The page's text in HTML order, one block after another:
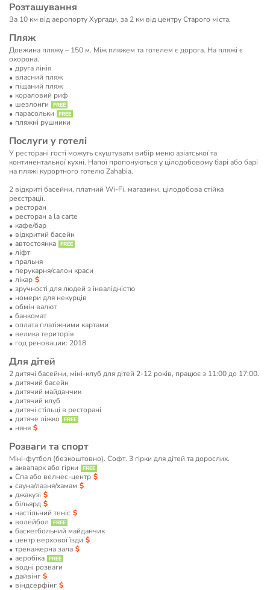
Розташування
За 10 км від аеропорту Хургади, за 2 км від центру Старого міста.
Пляж
Довжина пляжу – 150 м. Між пляжем та готелем є дорога. На пляжі є
охорона.
друга лінія
власний пляж
піщаний пляж
кораловий риф
шезлонги
парасольки
пляжні рушники
Послуги у готелі
У ресторані гості можуть скуштувати вибір меню азіатської та
континентальної кухні. Напої пропонуються у цілодобовому барі або барі
на пляжі курортного готелю Zahabia.
2 відкриті басейни, платний Wi-Fi, магазини, цілодобова стійка
реєстрації.
ресторан
ресторан a la carte
кафе/бар
відкритий басейн
автостоянка
ліфт
пральня
перукарня/салон краси
лікар
зручності для людей з інвалідністю
номери для некурців
обмін валют
банкомат
оплата платіжними картами
велика територія
год реновации: 2018
Для дітей
2 дитячі басейни, міні-клуб для дітей 2-12 років, працює з 11:00 до 17:00.
дитячий басейн
дитячий майданчик
дитячий клуб
дитячі стільці в ресторані
дитяче ліжко
няня
Розваги та спорт
Міні-футбол (безкоштовно). Софт. 3 гірки для дітей та дорослих.
аквапарк або гірки
Спа або велнес-центр
сауна/лазня/хамам
джакузі
більярд
настільний теніс
волейбол
баскетбольний майданчик
центр верхової їзди
тренажерна зала
аеробіка
водні розваги
дайвінг
віндсерфінг